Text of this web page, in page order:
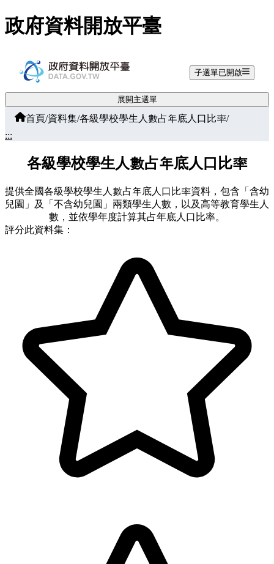
跳至主要內容
政府資料開放平臺
子選單已開啟
展開主選單
首頁/資料集/各級學校學生人數占年底人口比率/
:::
各級學校學生人數占年底人口比率
提供全國各級學校學生人數占年底人口比率資料，包含「含幼
兒園」及「不含幼兒園」兩類學生人數，以及高等教育學生人
數，並依學年度計算其占年底人口比率。
評分此資料集：